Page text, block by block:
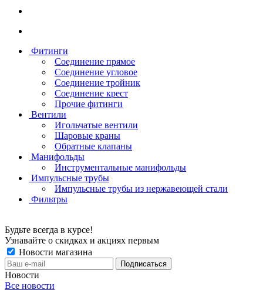
Фитинги
Соединение прямое
Соединение угловое
Соединение тройник
Соединение крест
Прочие фитинги
Вентили
Игольчатые вентили
Шаровые краны
Обратные клапаны
Манифольды
Инструментальные манифольды
Импульсные трубы
Импульсные трубы из нержавеющей стали
Фильтры
Будьте всегда в курсе!
Узнавайте о скидках и акциях первым
Новости магазина
Новости
Все новости